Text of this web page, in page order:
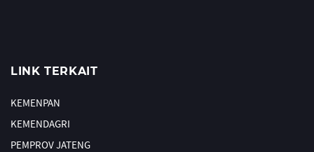
LINK TERKAIT
KEMENPAN
KEMENDAGRI
PEMPROV JATENG